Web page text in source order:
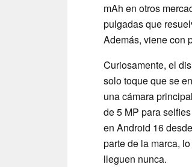
mAh en otros
pulgadas que
Además, viene con
Curiosamente, el
solo toque que se
una cámara
de 5 MP para
en Android 16
parte de la marca,
lleguen nunca.